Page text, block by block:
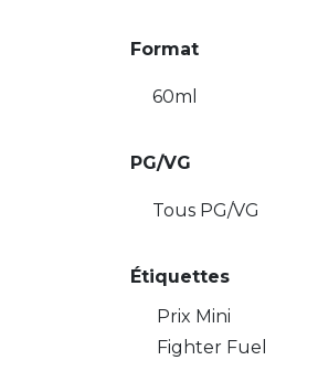
Format
PG/VG
Étiquettes
Prix Mini
Fighter Fuel